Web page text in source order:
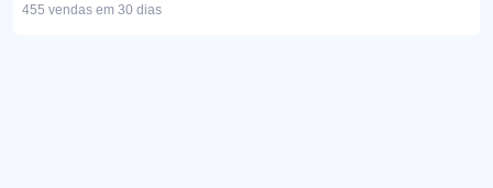
455 vendas em 30 dias